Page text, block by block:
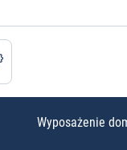
Wyposażenie